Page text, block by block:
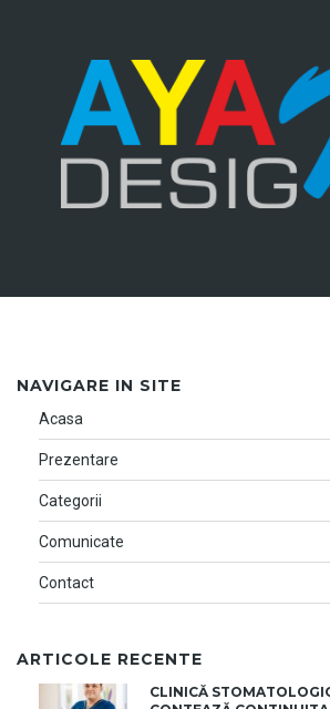
NAVIGARE IN SITE
Acasa
Prezentare
Categorii
Comunicate
Contact
ARTICOLE RECENTE
CLINICĂ